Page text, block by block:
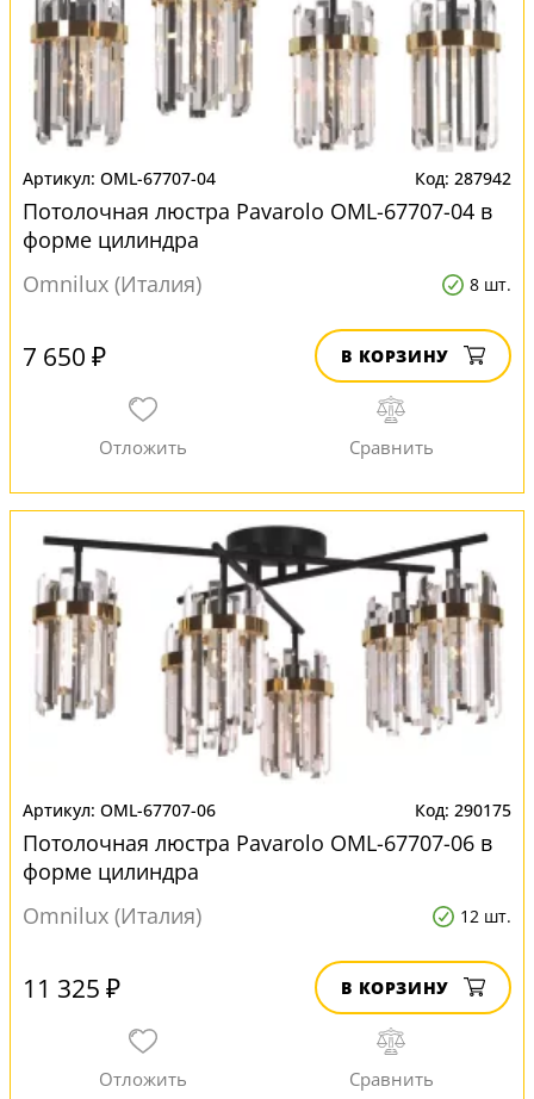
OML-67707-04 287942
Потолочная люстра Pavarolo OML-67707-04 в
форме цилиндра
Omnilux (Италия)
8 шт.
7 650 ₽ В КОРЗИНУ
OML-67707-06 290175
Потолочная люстра Pavarolo OML-67707-06 в
форме цилиндра
Omnilux (Италия)
12 шт.
11 325 ₽ В КОРЗИНУ